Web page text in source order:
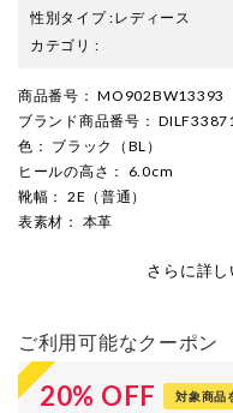
性別タイプ:レディース
カテゴリ :
商品番号 ： MO902BW13393
ブランド商品番号 ：
色 ： ブラック（BL）
ヒールの高さ ： 6.0cm
靴幅 ： 2E（普通）
表素材 ： 本革
さらに詳
ご利用可能なクーポン
20% OFF 対象商品